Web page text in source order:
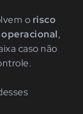
o risco
,
caso não